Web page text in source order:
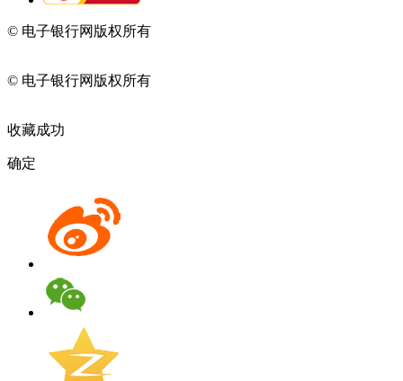
© 电子银行网版权所有
© 电子银行网版权所有
收藏成功
确定